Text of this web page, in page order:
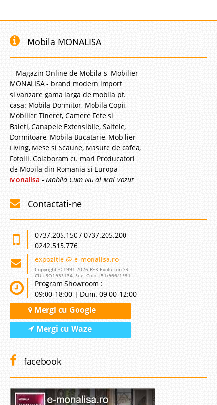
Mobila MONALISA
- Magazin Online de Mobila si Mobilier
MONALISA - brand modern import
si vanzare gama larga de mobila pt.
casa: Mobila Dormitor, Mobila Copii,
Mobilier Tineret, Camere Fete si
Baieti, Canapele Extensibile, Saltele,
Dormitoare, Mobila Bucatarie, Mobilier
Living, Mese si Scaune, Masute de cafea,
Fotolii. Colaboram cu mari Producatori
de Mobila din Romania si Europa
Monalisa - Mobila Cum Nu ai Mai Vazut
Contactati-ne
0737.205.150 / 0737.205.200
0242.515.776
expozitie @ e-monalisa.ro
Copyright © 1991-2026 REK Evolution SRL
CUI: RO1932134, Reg. Com. J51/966/1991
Program Showroom :
09:00-18:00 | Dum. 09:00-12:00
Mergi cu Google
Mergi cu Waze
facebook